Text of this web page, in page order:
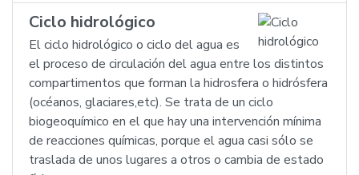
Ciclo hidrológico
El ciclo hidrológico o ciclo del agua es
el proceso de circulación del agua entre los distintos
compartimentos que forman la hidrosfera o hidrósfera
(océanos, glaciares,etc). Se trata de un ciclo
biogeoquímico en el que hay una intervención mínima
de reacciones químicas, porque el agua casi sólo se
traslada de unos lugares a otros o cambia de estado